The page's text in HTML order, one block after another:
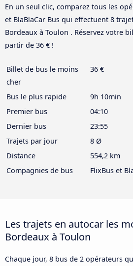
En un seul clic, comparez tous les
et BlaBlaCar Bus qui effectuent 8
Bordeaux à Toulon . Réservez votre
partir de 36 € !
Billet de bus le moins
cher
36 €
Bus le plus rapide
9h 10min
Premier bus
04:10
Dernier bus
23:55
Trajets par jour
8 Ø
Distance
554,2 km
Compagnies de bus
FlixBus et
Les trajets en autocar les
Bordeaux à Toulon
Chaque jour, 8 bus de 2 opérateurs